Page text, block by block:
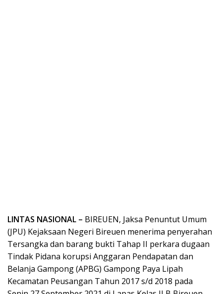
LINTAS NASIONAL – BIREUEN, Jaksa Penuntut Umum
(JPU) Kejaksaan Negeri Bireuen menerima penyerahan
Tersangka dan barang bukti Tahap II perkara dugaan
Tindak Pidana korupsi Anggaran Pendapatan dan
Belanja Gampong (APBG) Gampong Paya Lipah
Kecamatan Peusangan Tahun 2017 s/d 2018 pada